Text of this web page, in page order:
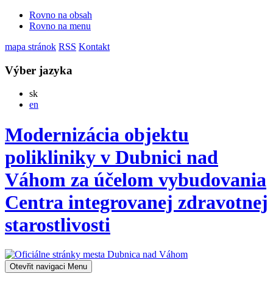
Rovno na obsah
Rovno na menu
mapa stránok RSS Kontakt
Výber jazyka
skSlovensky
en
Modernizácia objektu
polikliniky v Dubnici nad
Váhom za účelom vybudovania
Centra integrovanej zdravotnej
starostlivosti
Otevřit navigaci Menu